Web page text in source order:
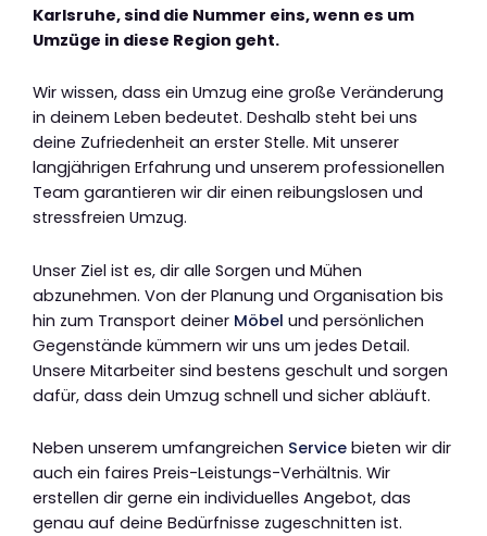
Karlsruhe, sind die Nummer eins, wenn es um
Umzüge in diese Region geht.
Wir wissen, dass ein Umzug eine große Veränderung
in deinem Leben bedeutet. Deshalb steht bei uns
deine Zufriedenheit an erster Stelle. Mit unserer
langjährigen Erfahrung und unserem professionellen
Team garantieren wir dir einen reibungslosen und
stressfreien Umzug.
Unser Ziel ist es, dir alle Sorgen und Mühen
abzunehmen. Von der Planung und Organisation bis
hin zum Transport deiner Möbel und persönlichen
Gegenstände kümmern wir uns um jedes Detail.
Unsere Mitarbeiter sind bestens geschult und sorgen
dafür, dass dein Umzug schnell und sicher abläuft.
Neben unserem umfangreichen Service bieten wir dir
auch ein faires Preis-Leistungs-Verhältnis. Wir
erstellen dir gerne ein individuelles Angebot, das
genau auf deine Bedürfnisse zugeschnitten ist.